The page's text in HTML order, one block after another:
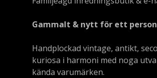
Gammalt & nytt för ett
Handplockad vintage, antikt,
kuriosa i harmoni med noga
kända varumärken.